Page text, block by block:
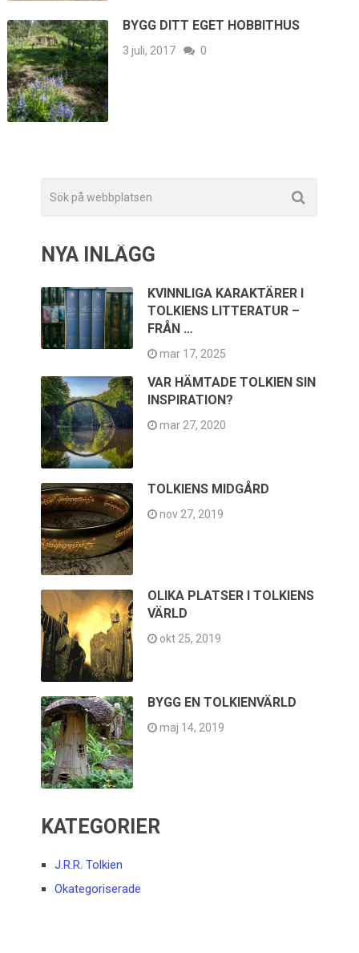
BYGG DITT EGET HOBBITHUS
3 juli, 2017 0
NYA INLÄGG
KVINNLIGA KARAKTÄRER I
TOLKIENS LITTERATUR –
FRÅN …
mar 17, 2025
VAR HÄMTADE TOLKIEN SIN
INSPIRATION?
mar 27, 2020
TOLKIENS MIDGÅRD
nov 27, 2019
OLIKA PLATSER I TOLKIENS
VÄRLD
okt 25, 2019
BYGG EN TOLKIENVÄRLD
maj 14, 2019
KATEGORIER
J.R.R. Tolkien
Okategoriserade